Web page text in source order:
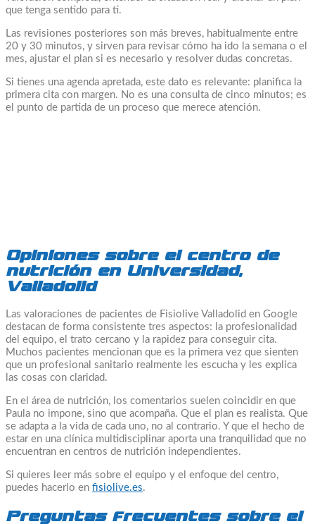
que tenga sentido para ti.
Las revisiones posteriores son más breves, habitualmente entre
20 y 30 minutos, y sirven para revisar cómo ha ido la semana o el
mes, ajustar el plan si es necesario y resolver dudas concretas.
Si tienes una agenda apretada, este dato es relevante: planifica la
primera cita con margen. No es una consulta de cinco minutos; es
el punto de partida de un proceso que merece atención.
Opiniones sobre el centro de
nutrición en Universidad,
Valladolid
Las valoraciones de pacientes de Fisiolive Valladolid en Google
destacan de forma consistente tres aspectos: la profesionalidad
del equipo, el trato cercano y la rapidez para conseguir cita.
Muchos pacientes mencionan que es la primera vez que sienten
que un profesional sanitario realmente les escucha y les explica
las cosas con claridad.
En el área de nutrición, los comentarios suelen coincidir en que
Paula no impone, sino que acompaña. Que el plan es realista. Que
se adapta a la vida de cada uno, no al contrario. Y que el hecho de
estar en una clínica multidisciplinar aporta una tranquilidad que no
encuentran en centros de nutrición independientes.
Si quieres leer más sobre el equipo y el enfoque del centro,
puedes hacerlo en fisiolive.es.
Preguntas frecuentes sobre el